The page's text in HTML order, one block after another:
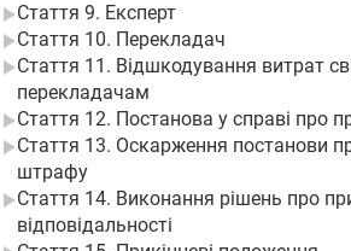
Стаття 9. Експерт
Стаття 10. Перекладач
Стаття 11. Відшкодування витрат
перекладачам
Стаття 12. Постанова у справі про
Стаття 13. Оскарження постанови
штрафу
Стаття 14. Виконання рішень про
відповідальності